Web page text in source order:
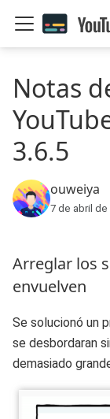
Notas
3.6.5
ouweiya
7 de abril de
Arreglar los
envuelven
Se solucionó un
se desbordaran
demasiado